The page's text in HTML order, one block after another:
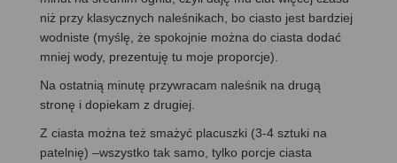
niż przy klasycznych naleśnikach, bo ciasto jest bardziej
wodniste (myślę, że spokojnie można do ciasta dodać
mniej wody, prezentuję tu moje proporcje).
Na ostatnią minutę przywracam naleśnik na drugą
stronę i dopiekam z drugiej.
Z ciasta można też smażyć placuszki (3-4 sztuki na
patelnię) –wszystko tak samo, tylko porcje ciasta